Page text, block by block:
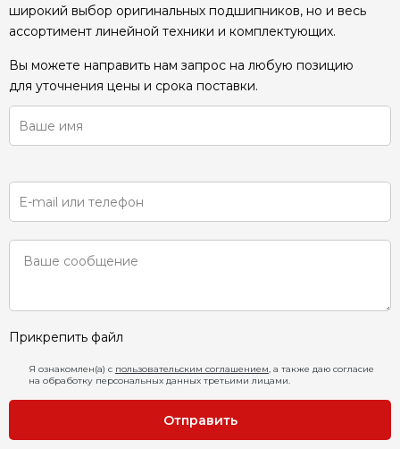
широкий выбор оригинальных подшипников, но и весь
ассортимент линейной техники и комплектующих.
Вы можете направить нам запрос на любую позицию
для уточнения цены и срока поставки.
Прикрепить файл
Я ознакомлен(а) с пользовательским соглашением, а также даю согласие
на обработку персональных данных третьими лицами.
Отправить